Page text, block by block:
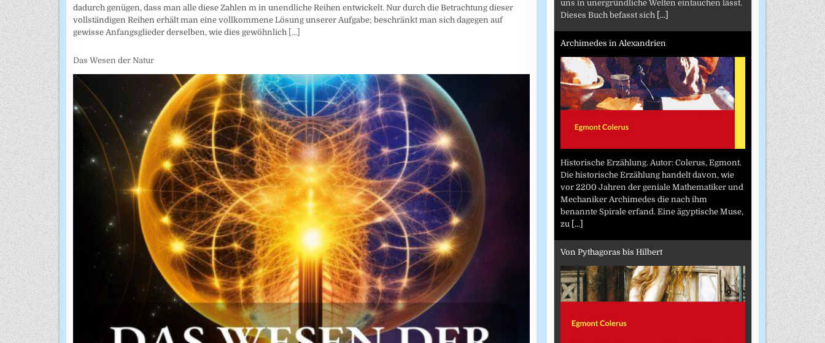
dadurch genügen, dass man alle diese Zahlen m in unendliche Reihen entwickelt. Nur durch die Betrachtung dieser
vollständigen Reihen erhält man eine vollkommene Lösung unserer Aufgabe; beschränkt man sich dagegen auf
gewisse Anfangsglieder derselben, wie dies gewöhnlich [...]
Das Wesen der Natur
uns in unergründliche Welten eintauchen lässt.
Dieses Buch befasst sich [...]
Archimedes in Alexandrien
Historische Erzählung. Autor: Colerus, Egmont.
Die historische Erzählung handelt davon, wie
vor 2200 Jahren der geniale Mathematiker und
Mechaniker Archimedes die nach ihm
benannte Spirale erfand. Eine ägyptische Muse,
zu [...]
Von Pythagoras bis Hilbert